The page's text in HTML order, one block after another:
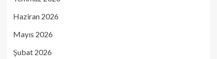
Haziran 2026
Mayıs 2026
Şubat 2026